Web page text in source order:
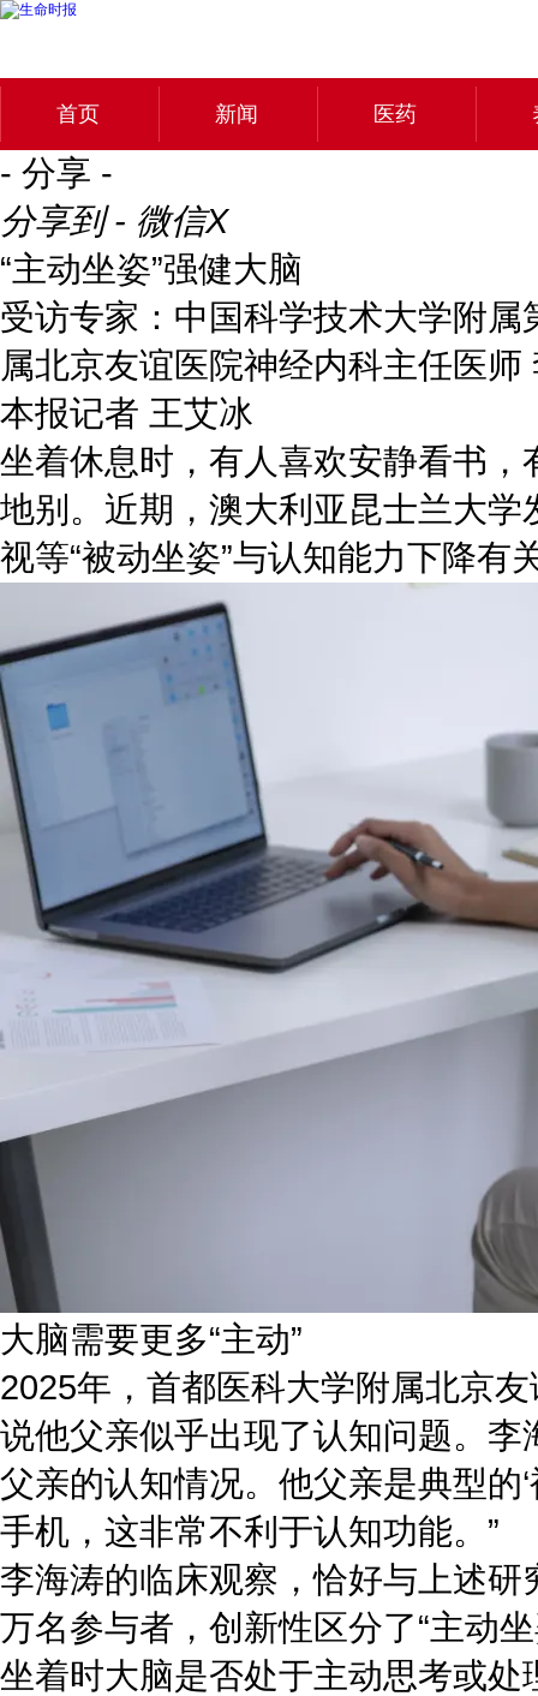
首页 新闻 医药
- 分享 -
分享到 - 微信X
“主动坐姿”强健大脑
受访专家：中国科学技术大学附
属北京友谊医院神经内科主任医师
本报记者 王艾冰
坐着休息时，有人喜欢安静看书
地别。近期，澳大利亚昆士兰大
视等“被动坐姿”与认知能力下降有
大脑需要更多“主动”
2025年，首都医科大学附属北京
说他父亲似乎出现了认知问题。
父亲的认知情况。他父亲是典型的
手机，这非常不利于认知功能。”
李海涛的临床观察，恰好与上述
万名参与者，创新性区分了“主动
坐着时大脑是否处于主动思考或处